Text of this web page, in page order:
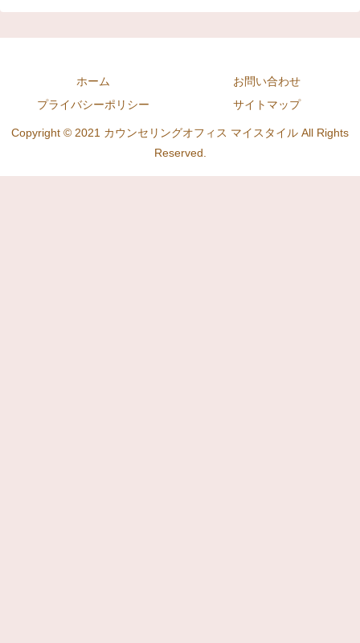
ホーム
お問い合わせ
プライバシーポリシー
サイトマップ
Copyright © 2021 カウンセリングオフィス マイスタイル All Rights
Reserved.